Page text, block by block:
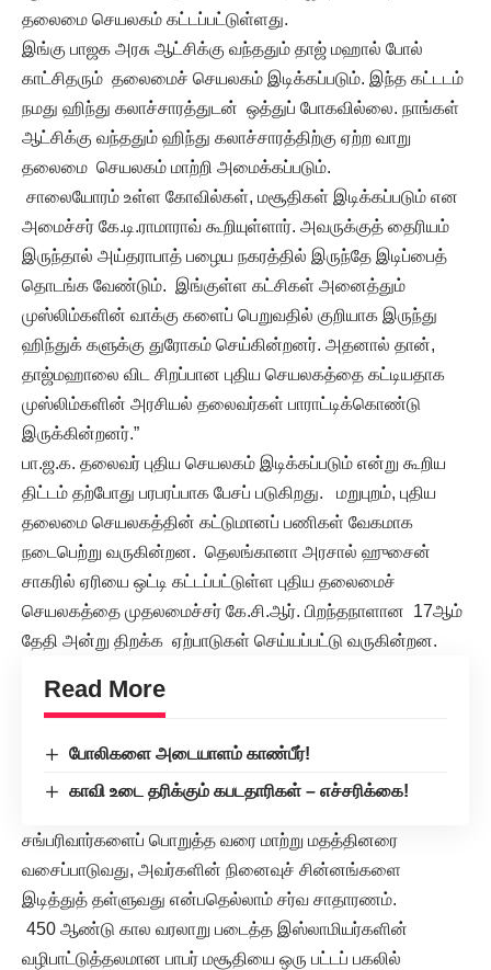
தலைமை செயலகம் கட்டப்பட்டுள்ளது.
இங்கு பாஜக அரசு ஆட்சிக்கு வந்ததும் தாஜ் மஹால் போல்
காட்சிதரும் தலைமைச் செயலகம் இடிக்கப்படும். இந்த கட்டடம்
நமது ஹிந்து கலாச்சாரத்துடன் ஒத்துப் போகவில்லை. நாங்கள்
ஆட்சிக்கு வந்ததும் ஹிந்து கலாச்சாரத்திற்கு ஏற்ற வாறு
தலைமை செயலகம் மாற்றி அமைக்கப்படும்.
சாலையோரம் உள்ள கோவில்கள், மசூதிகள் இடிக்கப்படும் என
அமைச்சர் கே.டி.ராமாராவ் கூறியுள்ளார். அவருக்குத் தைரியம்
இருந்தால் அய்தராபாத் பழைய நகரத்தில் இருந்தே இடிப்பைத்
தொடங்க வேண்டும். இங்குள்ள கட்சிகள் அனைத்தும்
முஸ்லிம்களின் வாக்கு களைப் பெறுவதில் குறியாக இருந்து
ஹிந்துக் களுக்கு துரோகம் செய்கின்றனர். அதனால் தான்,
தாஜ்மஹாலை விட சிறப்பான புதிய செயலகத்தை கட்டியதாக
முஸ்லிம்களின் அரசியல் தலைவர்கள் பாராட்டிக்கொண்டு
இருக்கின்றனர்.”
பா.ஜ.க. தலைவர் புதிய செயலகம் இடிக்கப்படும் என்று கூறிய
திட்டம் தற்போது பரபரப்பாக பேசப் படுகிறது. மறுபுறம், புதிய
தலைமை செயலகத்தின் கட்டுமானப் பணிகள் வேகமாக
நடைபெற்று வருகின்றன. தெலங்கானா அரசால் ஹுசைன்
சாகரில் ஏரியை ஒட்டி கட்டப்பட்டுள்ள புதிய தலைமைச்
செயலகத்தை முதலமைச்சர் கே.சி.ஆர். பிறந்தநாளான 17ஆம்
தேதி அன்று திறக்க ஏற்பாடுகள் செய்யப்பட்டு வருகின்றன.
Read More
போலிகளை அடையாளம் காண்பீர்!
காவி உடை தரிக்கும் கபடதாரிகள் – எச்சரிக்கை!
சங்பரிவார்களைப் பொறுத்த வரை மாற்று மதத்தினரை
வசைப்பாடுவது, அவர்களின் நினைவுச் சின்னங்களை
இடித்துத் தள்ளுவது என்பதெல்லாம் சர்வ சாதாரணம்.
450 ஆண்டு கால வரலாறு படைத்த இஸ்லாமியர்களின்
வழிபாட்டுத்தலமான பாபர் மசூதியை ஒரு பட்டப் பகலில்